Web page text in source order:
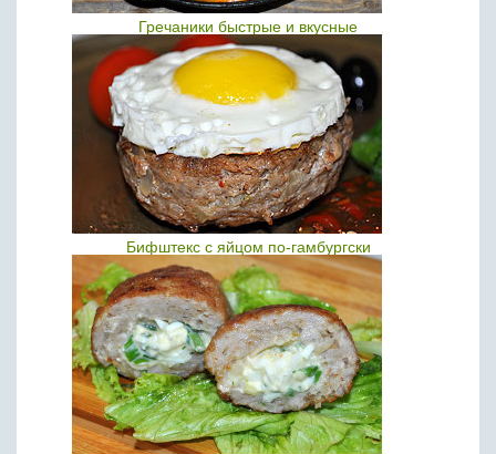
Гречаники быстрые и вкусные
Бифштекс с яйцом по-гамбургски